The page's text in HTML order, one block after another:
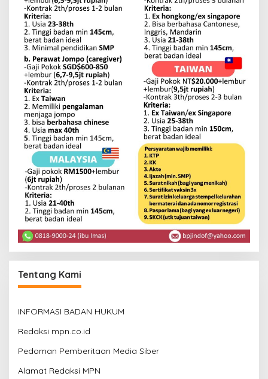
Tentang Kami
INFORMASI BADAN HUKUM
Redaksi mpn.co.id
Pedoman Pemberitaan Media Siber
Alamat Redaksi MPN